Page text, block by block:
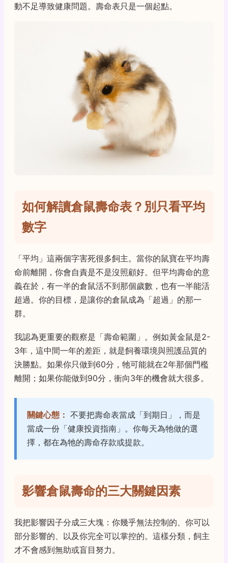
動不足導致健康問題。壽命表只是一個起點。
如何解讀倉鼠壽命表？別只看平均
數字
「平均」這兩個字害死很多飼主。當你的鼠寶在平均壽
命前離開，你會自責是不是沒照顧好。但平均壽命的意
義在於，有一半的倉鼠活不到那個歲數，也有一半能活
超過。你的目標，是讓你的倉鼠成為「超過」的那一
群。
我認為更重要的觀察是「壽命範圍」。例如黃金鼠是2-
3年，這中間一年的差距，就是飼養環境與照護品質的
決勝點。如果你只做到60分，牠可能就在2年那個門檻
離開；如果你能做到90分，衝向3年的機會就大很多。
關鍵心態： 不要把壽命表當成「到期日」，而是
當成一份「健康投資指南」。你每天為牠做的選
擇，都在為牠的壽命存款或提款。
影響倉鼠壽命的三大關鍵因素
我把影響因子分成三大塊：你幾乎無法控制的、你可以
部分影響的、以及你完全可以掌控的。這樣分類，飼主
才不會感到無助或盲目努力。